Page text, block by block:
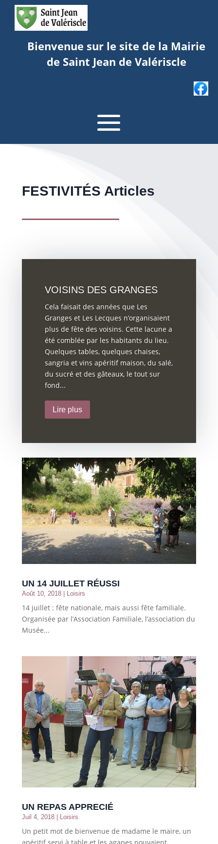
Bienvenue sur le site de la Mairie
de Saint Jean de Valériscle
FESTIVITÉS Articles
VOISINS DES GRANGES
Cela faisait des années que Les
Granges et Les Lecques n’organisaient
plus de fête des voisins. Cette lacune a
été comblée par les habitants du lieu.
Quelques tables, quelques chaises,
sangria et vins apéritif maison, du salé,
du sucré et des gâteaux, le tout sur
fond...
Lire plus
UN 14 JUILLET RÉUSSI
Août 10, 2018| Loisirs
14 juillet : fête nationale, mais aussi fête familiale.
Organisée par l’Association Familiale, l’association du
Musée...
UN REPAS APPRECIÉ
Juil 4, 2018| Loisirs
Un petit mot de bienvenue de madame le maire, un
apéritif servi à table et les agapes pouvaient